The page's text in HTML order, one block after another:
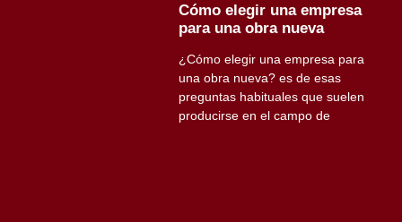
Cómo elegir una empresa
para una obra nueva
¿Cómo elegir una empresa para
una obra nueva? es de esas
preguntas habituales que suelen
producirse en el campo de